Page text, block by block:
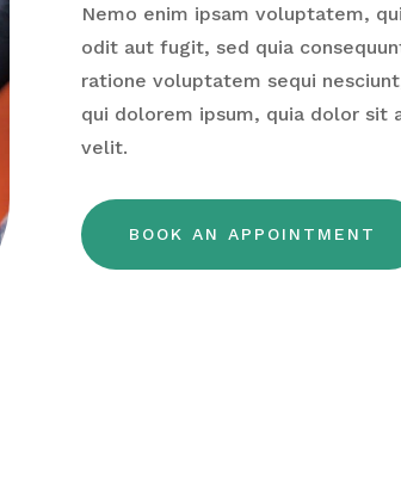
Nemo enim ipsam voluptatem,
odit aut fugit, sed quia
ratione voluptatem sequi
qui dolorem ipsum, quia dolor sit
velit.
BOOK AN APPOINTMENT